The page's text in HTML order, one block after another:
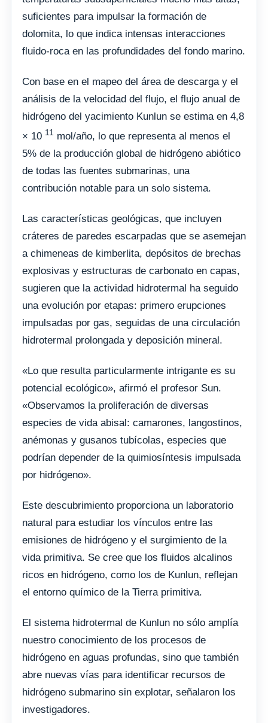
suficientes para impulsar la formación de
dolomita, lo que indica intensas interacciones
fluido-roca en las profundidades del fondo marino.
Con base en el mapeo del área de descarga y el
análisis de la velocidad del flujo, el flujo anual de
hidrógeno del yacimiento Kunlun se estima en 4,8
× 10 11 mol/año, lo que representa al menos el
5% de la producción global de hidrógeno abiótico
de todas las fuentes submarinas, una
contribución notable para un solo sistema.
Las características geológicas, que incluyen
cráteres de paredes escarpadas que se asemejan
a chimeneas de kimberlita, depósitos de brechas
explosivas y estructuras de carbonato en capas,
sugieren que la actividad hidrotermal ha seguido
una evolución por etapas: primero erupciones
impulsadas por gas, seguidas de una circulación
hidrotermal prolongada y deposición mineral.
«Lo que resulta particularmente intrigante es su
potencial ecológico», afirmó el profesor Sun.
«Observamos la proliferación de diversas
especies de vida abisal: camarones, langostinos,
anémonas y gusanos tubícolas, especies que
podrían depender de la quimiosíntesis impulsada
por hidrógeno».
Este descubrimiento proporciona un laboratorio
natural para estudiar los vínculos entre las
emisiones de hidrógeno y el surgimiento de la
vida primitiva. Se cree que los fluidos alcalinos
ricos en hidrógeno, como los de Kunlun, reflejan
el entorno químico de la Tierra primitiva.
El sistema hidrotermal de Kunlun no sólo amplía
nuestro conocimiento de los procesos de
hidrógeno en aguas profundas, sino que también
abre nuevas vías para identificar recursos de
hidrógeno submarino sin explotar, señalaron los
investigadores.